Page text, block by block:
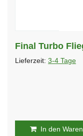
Final Turbo
Lieferzeit: 3-4 Tage
In den